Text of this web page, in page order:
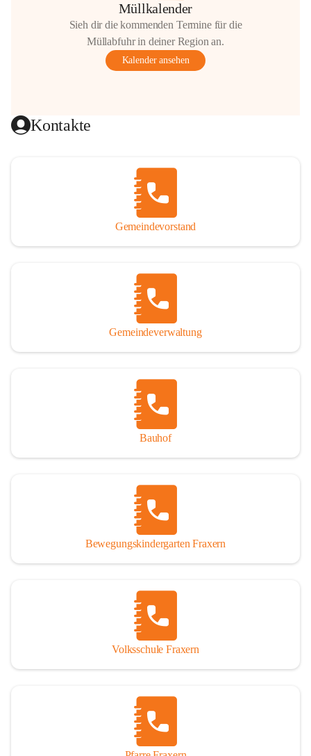
Müllkalender
Sieh dir die kommenden Termine für die
Müllabfuhr in deiner Region an.
Kalender ansehen
Kontakte
Gemeindevorstand
Gemeindeverwaltung
Bauhof
Bewegungskindergarten Fraxern
Volksschule Fraxern